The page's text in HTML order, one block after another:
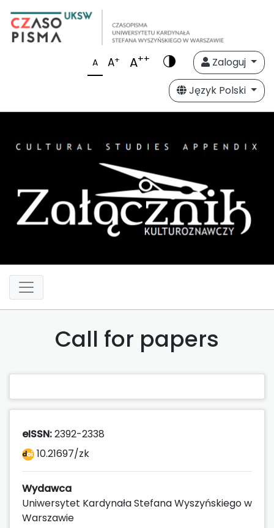
A A+ A++
Zaloguj
Język Polski
Call for papers
eISSN:2392-2338
10.21697/zk
Wydawca
Uniwersytet Kardynała Stefana Wyszyńskiego w
Warszawie